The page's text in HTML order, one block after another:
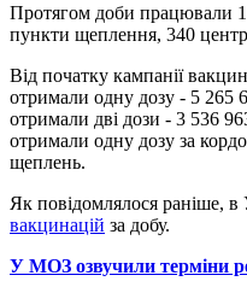
Протягом доби працювали 1
пункти щеплення, 340
Від початку кампанії
отримали одну дозу - 5 265
отримали дві дози - 3 536
отримали одну дозу за
щеплень.
Як повідомлялося раніше, в
вакцинацій за добу.
У МОЗ озвучили терміни